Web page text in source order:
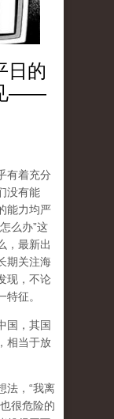
日的
——
有着充分
没有能
能力均严
么办”这
，最新出
期关注海
现，不论
征。
国，其国
相当于放
法，“我离
很危险的